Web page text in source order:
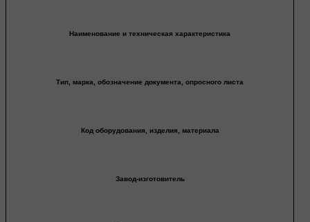
Наименование и техническая характеристика
Тип, марка, обозначение документа, опросного листа
Код оборудования, изделия, материала
Завод-изготовитель